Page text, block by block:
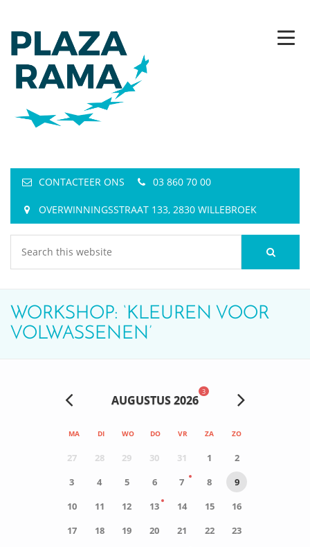
CONTACTEER ONS 03 860 70 00
OVERWINNINGSSTRAAT 133, 2830 WILLEBROEK
WORKSHOP: ‘KLEUREN VOOR
VOLWASSENEN’
AUGUSTUS 2026
3
MA DI WO DO VR ZA ZO
27 28 29 30 31 1
2
3
4 5 6 7 8
9
10
11 12 13 14 15
16
17
18 19 20 21 22
23